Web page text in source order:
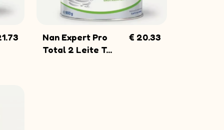
COMPRAR
Nan Expert Pro
Total 2 Leite T...
€ 20.33